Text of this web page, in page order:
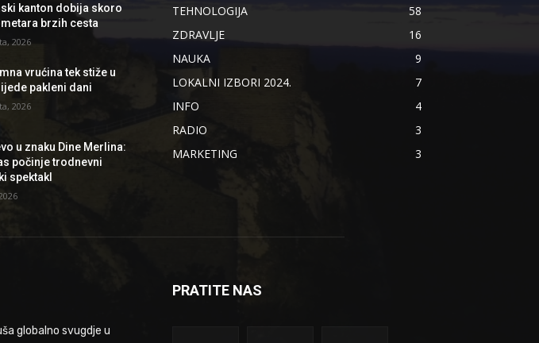
kanton dobija skoro
brzih cesta
2026
vrućina tek stiže u
pakleni dani
2026
u znaku Dine Merlina:
počinje trodnevni
spektakl
TEHNOLOGIJA
58
ZDRAVLJE
16
NAUKA
9
LOKALNI IZBORI 2024.
7
INFO
4
RADIO
3
MARKETING
3
globalno svugdje u
PRATITE NAS